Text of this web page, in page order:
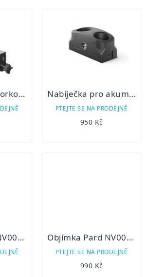
Pulsar držák svorkový Nabíječka pro akumulátory APS2/APS3
PTEJTE SE NA PRODEJNĚ
950 Kč
Objímka Pard NV007S a NV007SP 45mm Objímka Pard NV007S a NV007SP 48mm
PTEJTE SE NA PRODEJNĚ
990 Kč